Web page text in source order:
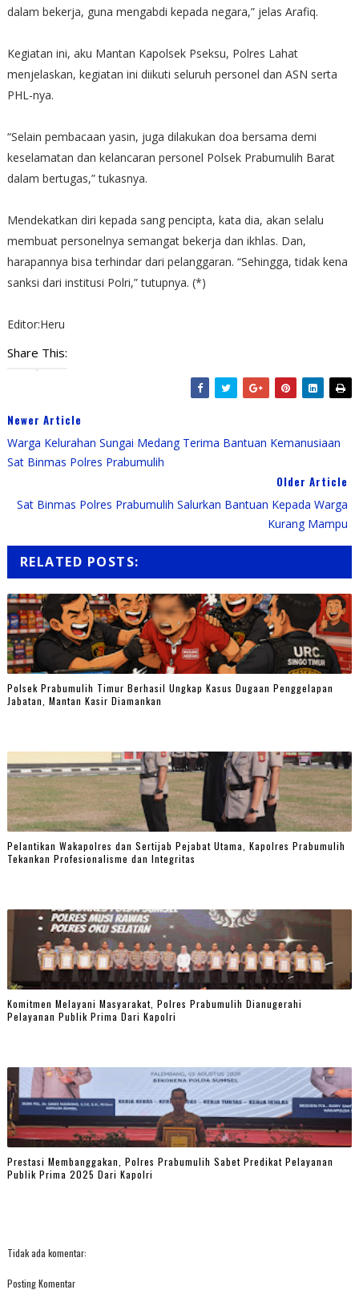
dalam bekerja, guna mengabdi kepada negara,” jelas Arafiq.
Kegiatan ini, aku Mantan Kapolsek Pseksu, Polres Lahat
menjelaskan, kegiatan ini diikuti seluruh personel dan ASN serta
PHL-nya.
“Selain pembacaan yasin, juga dilakukan doa bersama demi
keselamatan dan kelancaran personel Polsek Prabumulih Barat
dalam bertugas,” tukasnya.
Mendekatkan diri kepada sang pencipta, kata dia, akan selalu
membuat personelnya semangat bekerja dan ikhlas. Dan,
harapannya bisa terhindar dari pelanggaran. “Sehingga, tidak kena
sanksi dari institusi Polri,” tutupnya. (*)
Editor:Heru
Share This:
Newer Article
Warga Kelurahan Sungai Medang Terima Bantuan Kemanusiaan
Sat Binmas Polres Prabumulih
Older Article
Sat Binmas Polres Prabumulih Salurkan Bantuan Kepada Warga
Kurang Mampu
RELATED POSTS:
Polsek Prabumulih Timur Berhasil Ungkap Kasus Dugaan Penggelapan
Jabatan, Mantan Kasir Diamankan
Pelantikan Wakapolres dan Sertijab Pejabat Utama, Kapolres Prabumulih
Tekankan Profesionalisme dan Integritas
Komitmen Melayani Masyarakat, Polres Prabumulih Dianugerahi
Pelayanan Publik Prima Dari Kapolri
Prestasi Membanggakan, Polres Prabumulih Sabet Predikat Pelayanan
Publik Prima 2025 Dari Kapolri
Tidak ada komentar:
Posting Komentar